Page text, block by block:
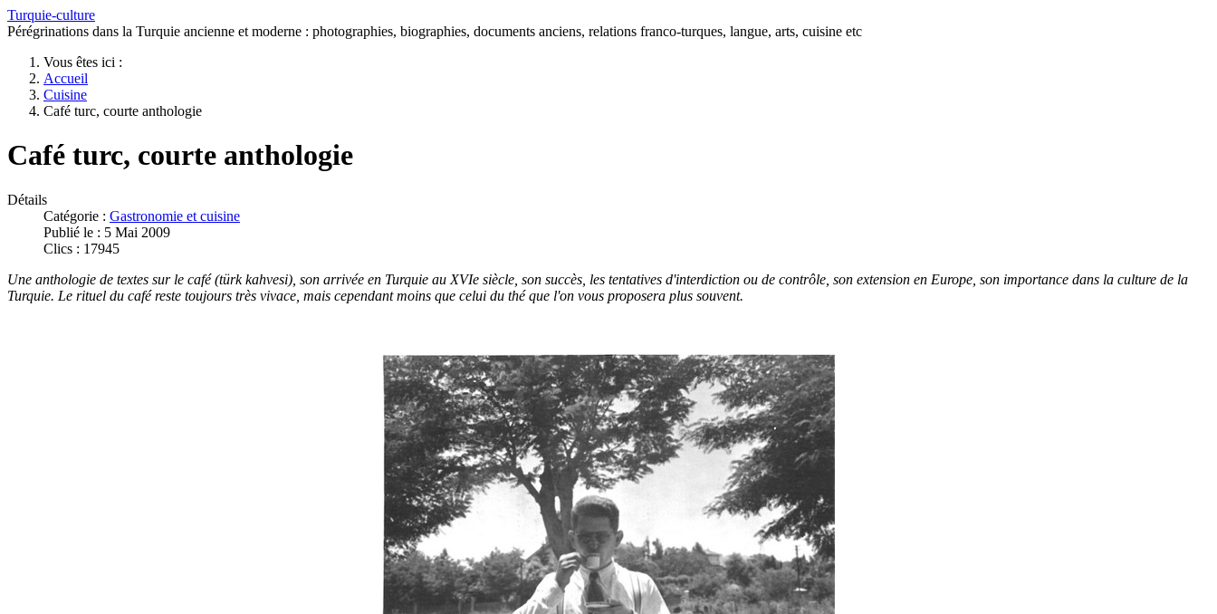
Turquie-culture
Pérégrinations dans la Turquie ancienne et moderne : photographies, biographies, documents anciens, relations franco-turques, langue, arts, cuisine etc
Vous êtes ici :
Accueil
Cuisine
Café turc, courte anthologie
Café turc, courte anthologie
Détails
Catégorie : Gastronomie et cuisine
Publié le : 5 Mai 2009
Clics : 17945
Une anthologie de textes sur le café (türk kahvesi), son arrivée en Turquie au XVIe siècle, son succès, les tentatives d'interdiction ou de contrôle, son extension en Europe, son importance dans la culture de la
Turquie. Le rituel du café reste toujours très vivace, mais cependant moins que celui du thé que l'on vous proposera plus souvent.